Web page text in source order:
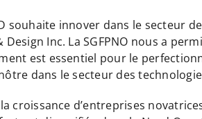
souhaite innover dans le secteur
Design Inc. La SGFPNO nous a
est essentiel pour le
dans le secteur des
croissance d’entreprises